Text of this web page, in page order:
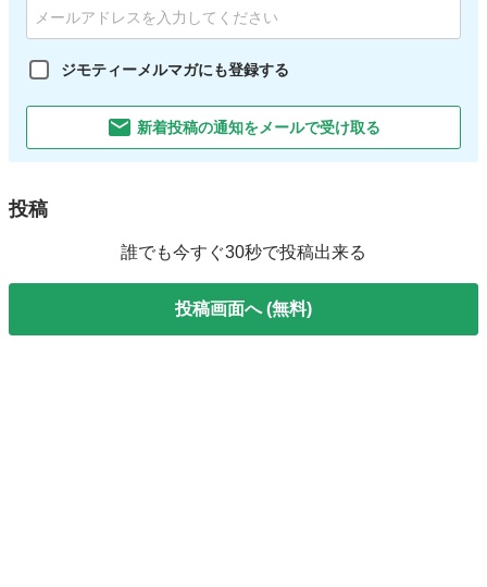
ジモティーメルマガにも登録する
新着投稿の通知をメールで受け取る
投稿
誰でも今すぐ30秒で投稿出来る
投稿画面へ (無料)